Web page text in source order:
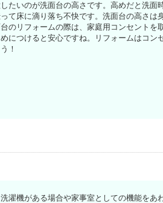
たいのが洗面台の高さです。高めだと洗
て床に滴り落ち不快です。洗面台の高さは
のリフォームの際は、家庭用コンセント
につけると安心ですね。リフォームはコ
！
濯機がある場合や家事室としての機能を